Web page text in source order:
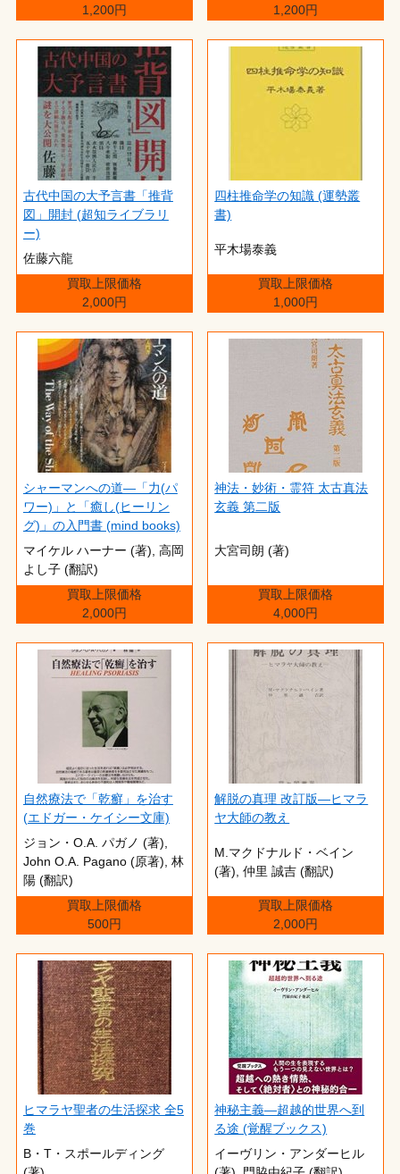
1,200円
1,200円
古代中国の大予言書「推背
図」開封 (超知ライブラリ
ー)
佐藤六龍
買取上限価格
2,000円
四柱推命学の知識 (運勢叢
書)
平木場泰義
買取上限価格
1,000円
シャーマンへの道―「力(パ
ワー)」と「癒し(ヒーリン
グ)」の入門書 (mind books)
マイケル ハーナー (著),‎ 高岡
よし子 (翻訳)
買取上限価格
2,000円
神法・妙術・霊符 太古真法
玄義 第二版
大宮司朗 (著)
買取上限価格
4,000円
自然療法で「乾癬」を治す
(エドガー・ケイシー文庫)
ジョン・O.A. パガノ (著),‎
John O.A. Pagano (原著),‎ 林
陽 (翻訳)
買取上限価格
500円
解脱の真理 改訂版―ヒマラ
ヤ大師の教え
M.マクドナルド・ベイン
(著),‎ 仲里 誠吉 (翻訳)
買取上限価格
2,000円
ヒマラヤ聖者の生活探求 全5
巻
B・T・スポールディング
神秘主義―超越的世界へ到
る途 (覚醒ブックス)
イーヴリン・アンダーヒル